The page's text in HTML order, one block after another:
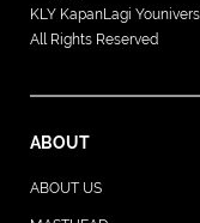
KLY KapanLagi
All Rights Reserved
ABOUT
ABOUT US